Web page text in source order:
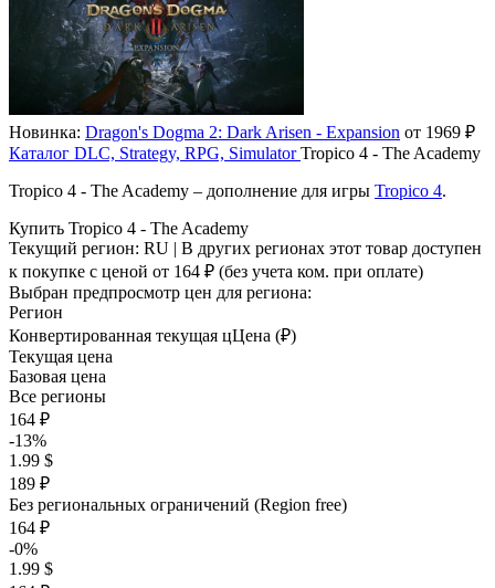
Новинка: Dragon's Dogma 2: Dark Arisen - Expansion от 1969 ₽
Каталог DLC, Strategy, RPG, Simulator Tropico 4 - The Academy
Tropico 4 - The Academy – дополнение для игры Tropico 4.
Купить Tropico 4 - The Academy
Текущий регион: RU | В других регионах этот товар доступен
к покупке с ценой от 164 ₽ (без учета ком. при оплате)
Выбран предпросмотр цен для региона:
Регион
Конвертированная текущая цЦена (₽)
Текущая цена
Базовая цена
Все регионы
164 ₽
-13%
1.99 $
189 ₽
Без региональных ограничений (Region free)
164 ₽
-0%
1.99 $